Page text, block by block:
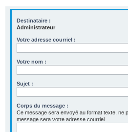
Destinataire :
Administrateur
Votre adresse courriel :
Votre nom :
Sujet :
Corps du message :
Ce message sera envoyé au format texte, ne
message sera votre adresse courriel.